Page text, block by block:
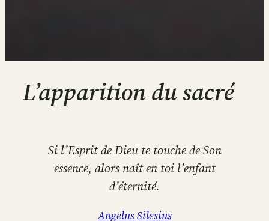
L’apparition du sacré
Si l’Esprit de Dieu te touche de Son
essence, alors naît en toi l’enfant
d’éternité.
Angelus Silesius